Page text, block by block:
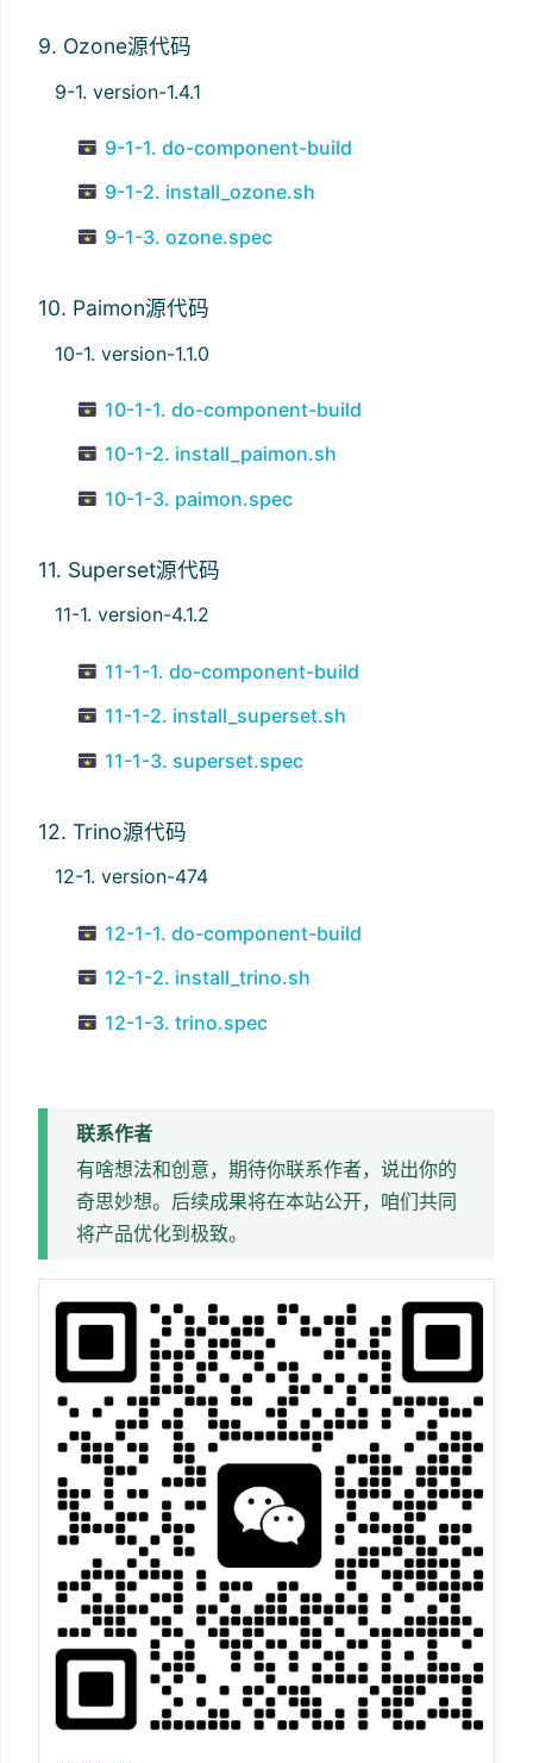
9. Ozone源代码
9-1. version-1.4.1
9-1-1. do-component-build
9-1-2. install_ozone.sh
9-1-3. ozone.spec
10. Paimon源代码
10-1. version-1.1.0
10-1-1. do-component-build
10-1-2. install_paimon.sh
10-1-3. paimon.spec
11. Superset源代码
11-1. version-4.1.2
11-1-1. do-component-build
11-1-2. install_superset.sh
11-1-3. superset.spec
12. Trino源代码
12-1. version-474
12-1-1. do-component-build
12-1-2. install_trino.sh
12-1-3. trino.spec
联系作者
有啥想法和创意，期待你联系作者，说出你的
奇思妙想。后续成果将在本站公开，咱们共同
将产品优化到极致。